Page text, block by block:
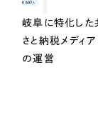
岐阜に特化した
さと納税メディア
の運営